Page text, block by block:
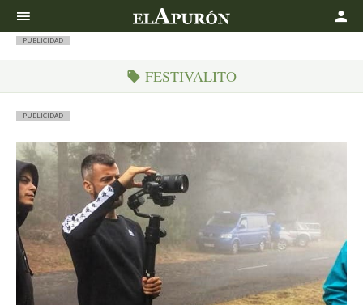
PUBLICIDAD
FESTIVALITO
PUBLICIDAD